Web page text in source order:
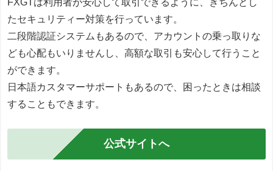
たセキュリティー対策を行っています。
二段階認証システムもあるので、アカウントの乗っ取りな
ども心配もいりませんし、高額な取引も安心して行うこと
ができます。
日本語カスタマーサポートもあるので、困ったときは相談
することもできます。
公式サイトへ